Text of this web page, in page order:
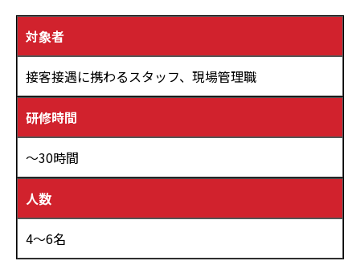
対象者
接客接遇に携わるスタッフ、現場管理職
研修時間
～30時間
人数
4～6名